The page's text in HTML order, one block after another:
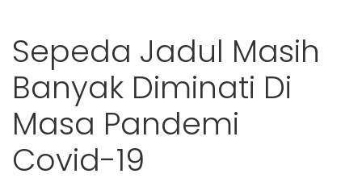
Sepeda Jadul Masih
Banyak Diminati Di
Masa Pandemi
Covid-19